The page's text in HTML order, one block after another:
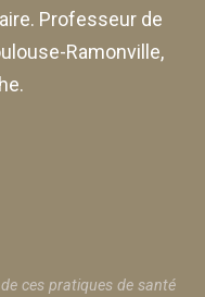
Professeur de
Ramonville,
ces pratiques de santé